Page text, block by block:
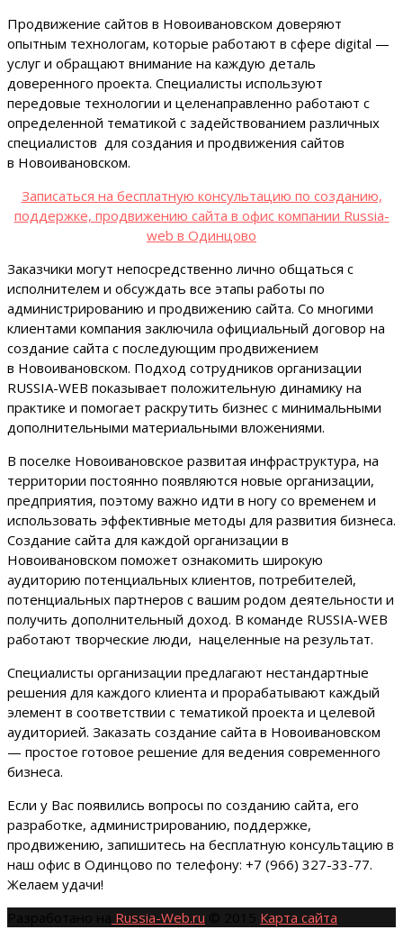
Продвижение сайтов в Новоивановском доверяют
опытным технологам, которые работают в сфере digital —
услуг и обращают внимание на каждую деталь
доверенного проекта. Специалисты используют
передовые технологии и целенаправленно работают с
определенной тематикой с задействованием различных
специалистов для создания и продвижения сайтов
в Новоивановском.
Записаться на бесплатную консультацию по созданию,
поддержке, продвижению сайта в офис компании Russia-
web в Одинцово
Заказчики могут непосредственно лично общаться с
исполнителем и обсуждать все этапы работы по
администрированию и продвижению сайта. Со многими
клиентами компания заключила официальный договор на
создание сайта с последующим продвижением
в Новоивановском. Подход сотрудников организации
RUSSIA-WEB показывает положительную динамику на
практике и помогает раскрутить бизнес с минимальными
дополнительными материальными вложениями.
В поселке Новоивановское развитая инфраструктура, на
территории постоянно появляются новые организации,
предприятия, поэтому важно идти в ногу со временем и
использовать эффективные методы для развития бизнеса.
Создание сайта для каждой организации в
Новоивановском поможет ознакомить широкую
аудиторию потенциальных клиентов, потребителей,
потенциальных партнеров с вашим родом деятельности и
получить дополнительный доход. В команде RUSSIA-WEB
работают творческие люди, нацеленные на результат.
Специалисты организации предлагают нестандартные
решения для каждого клиента и прорабатывают каждый
элемент в соответствии с тематикой проекта и целевой
аудиторией. Заказать создание сайта в Новоивановском
— простое готовое решение для ведения современного
бизнеса.
Если у Вас появились вопросы по созданию сайта, его
разработке, администрированию, поддержке,
продвижению, запишитесь на бесплатную консультацию в
наш офис в Одинцово по телефону: +7 (966) 327-33-77.
Желаем удачи!
Russia-Web.ru Карта сайта